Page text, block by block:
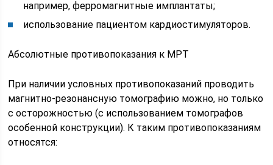
например, ферромагнитные имплантаты;
использование пациентом кардиостимуляторов.
Абсолютные противопоказания к МРТ
При наличии условных противопоказаний проводить
магнитно-резонансную томографию можно, но только
с осторожностью (с использованием томографов
особенной конструкции). К таким противопоказаниям
относятся: